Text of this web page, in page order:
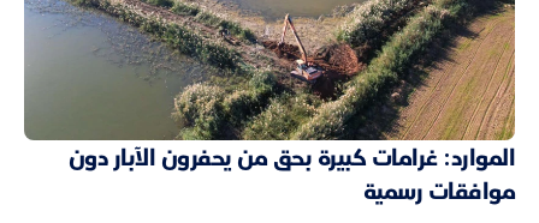
الموارد: غرامات كبيرة بحق من يحفرون الآبار دون
موافقات رسمية